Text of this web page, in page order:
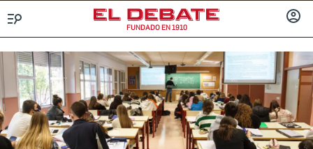
FUNDADO EN 1910